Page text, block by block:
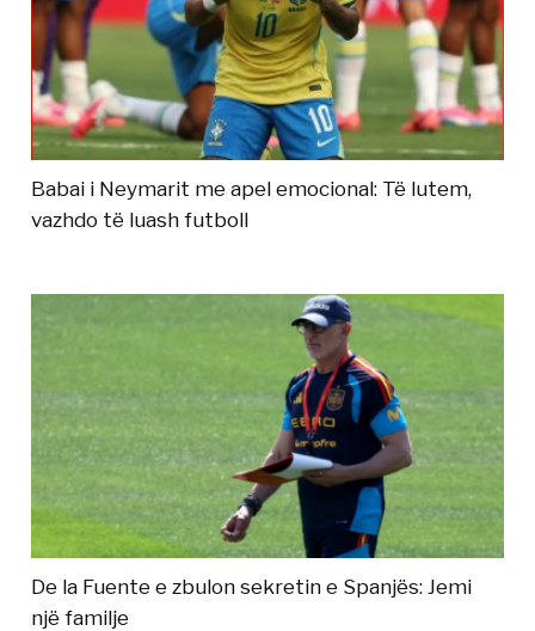
Babai i Neymarit me apel emocional: Të lutem,
vazhdo të luash futboll
De la Fuente e zbulon sekretin e Spanjës: Jemi
një familje